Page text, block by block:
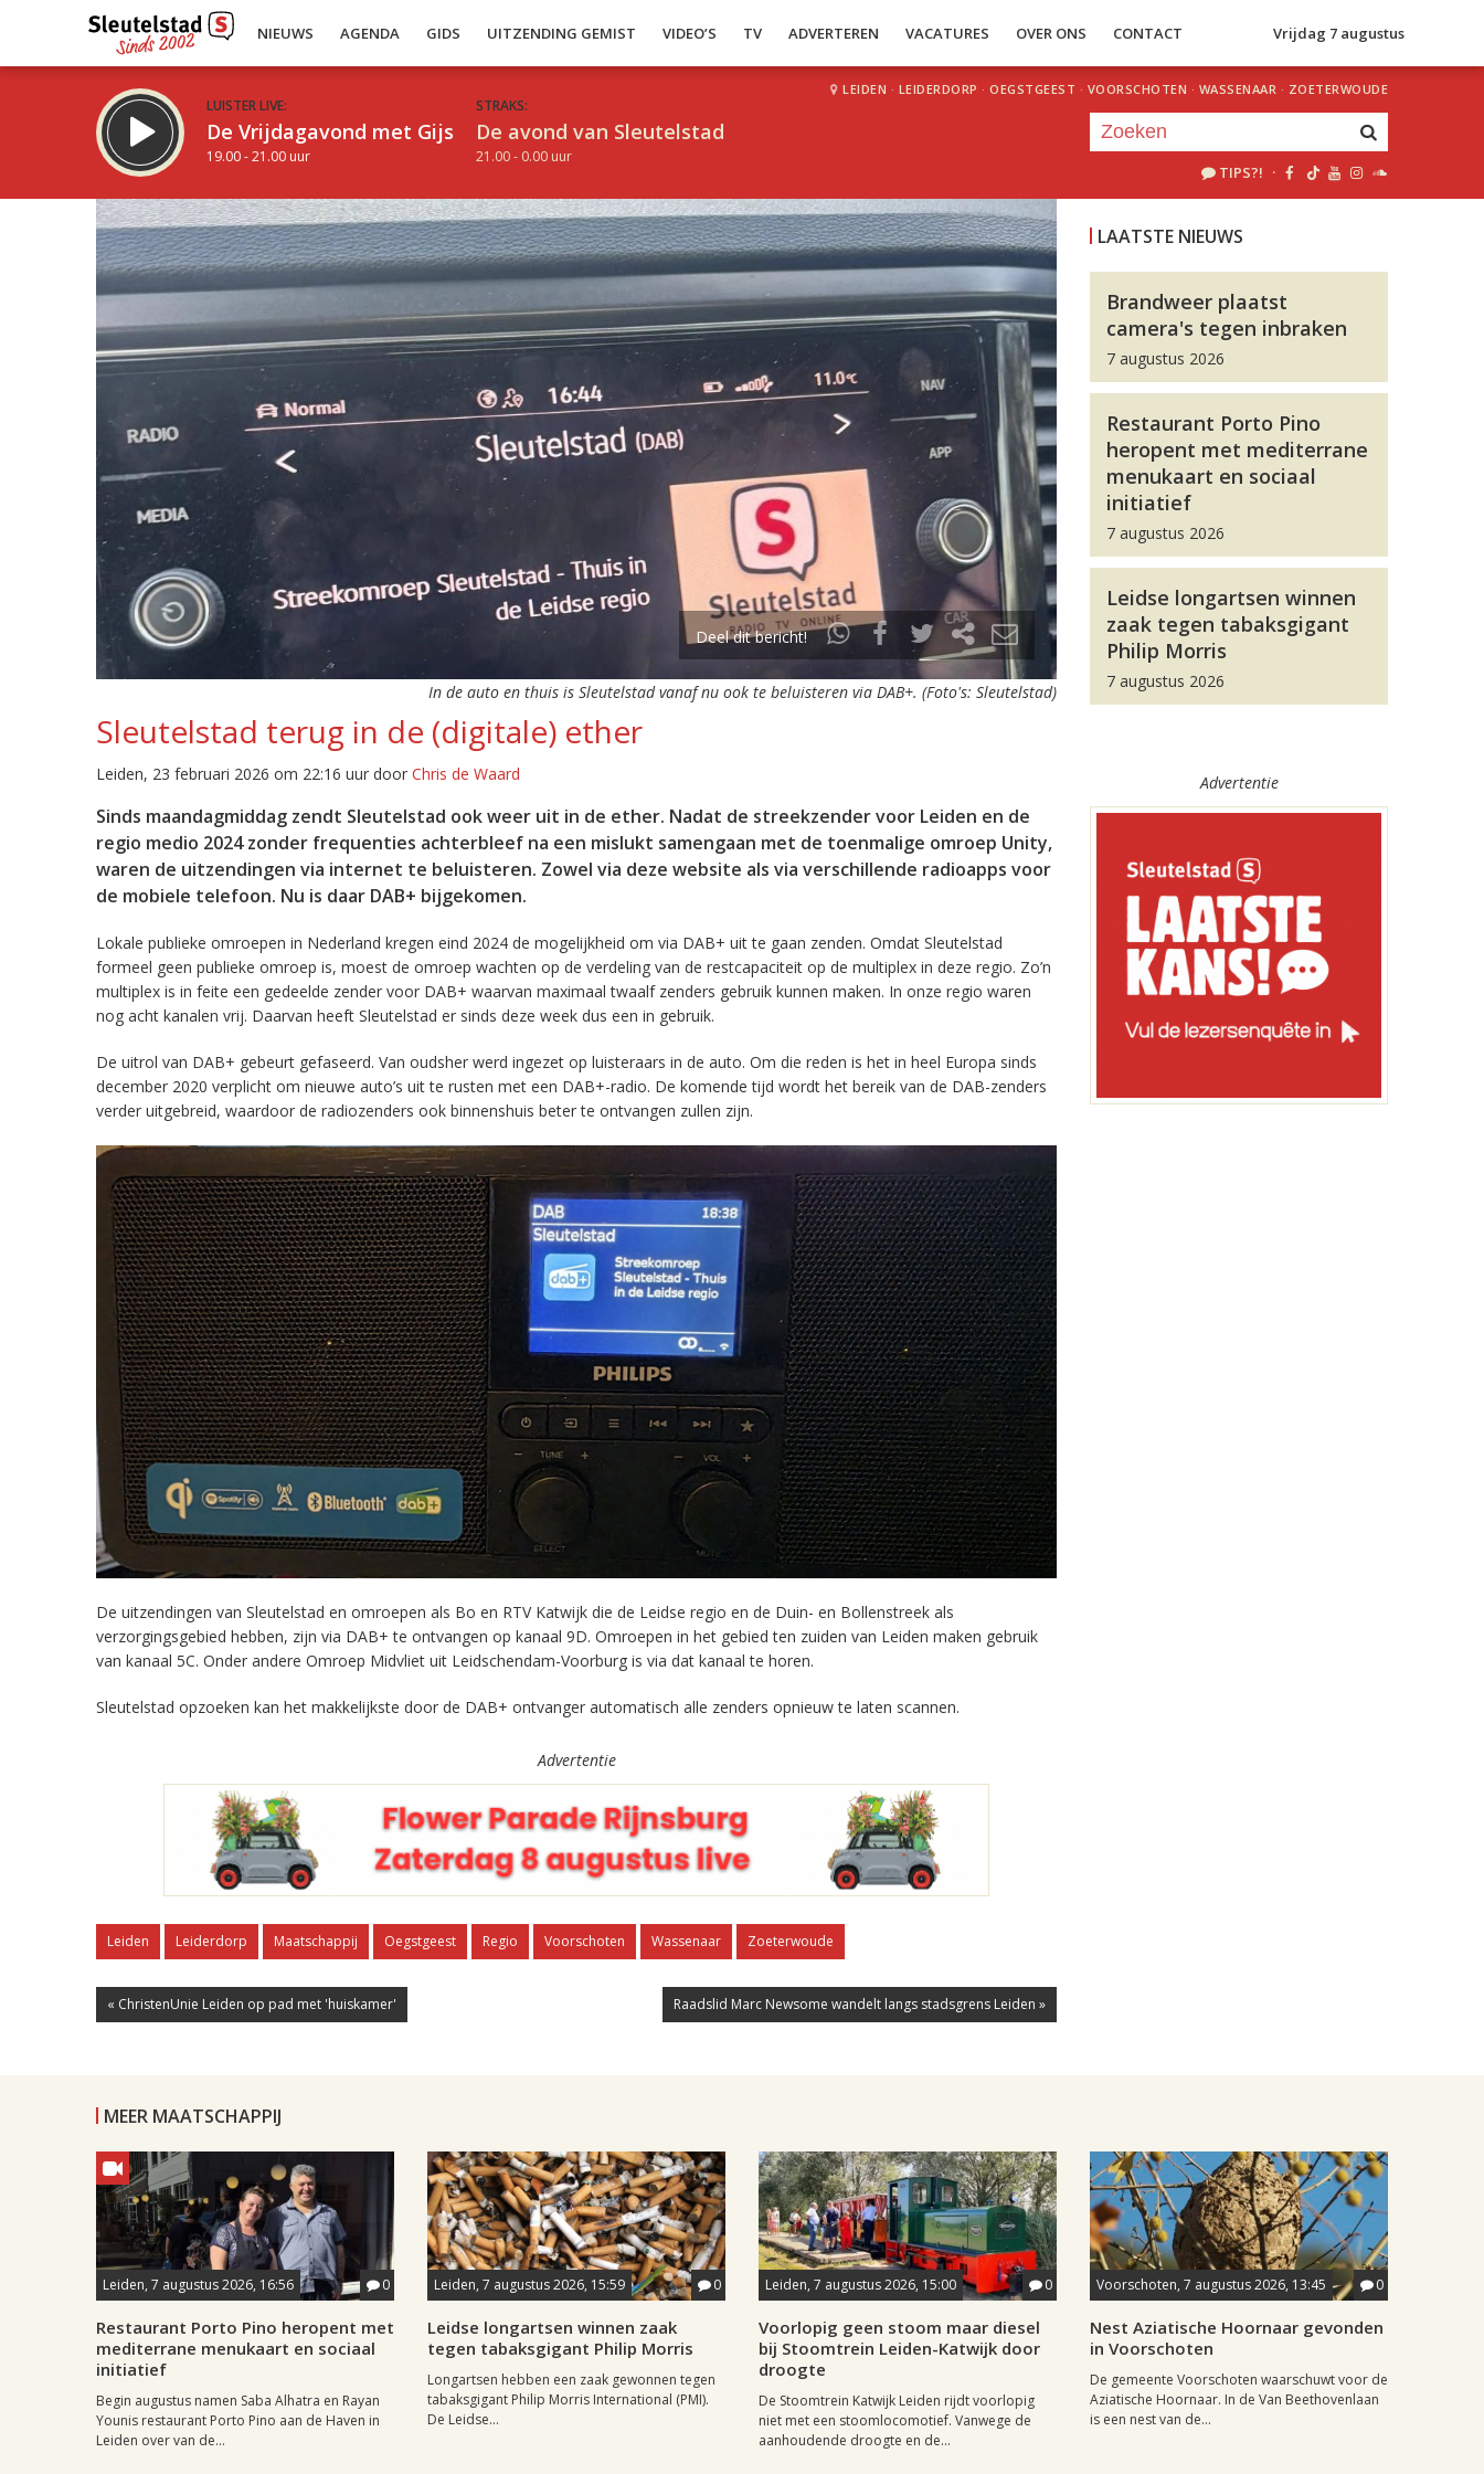
NIEUWS AGENDA GIDS UITZENDING GEMIST VIDEO’S TV ADVERTEREN VACATURES OVER ONS CONTACT Vrijdag 7 augustus
LUISTER LIVE:
De Vrijdagavond met Gijs
19.00 - 21.00 uur
STRAKS:
De avond van Sleutelstad
21.00 - 0.00 uur
LEIDEN · LEIDERDORP · OEGSTGEEST · VOORSCHOTEN · WASSENAAR · ZOETERWOUDE
TIPS?! ·
Deel dit bericht!
In de auto en thuis is Sleutelstad vanaf nu ook te beluisteren via DAB+. (Foto's: Sleutelstad)
Sleutelstad terug in de (digitale) ether
Leiden, 23 februari 2026 om 22:16 uur door Chris de Waard
Sinds maandagmiddag zendt Sleutelstad ook weer uit in de ether. Nadat de streekzender voor Leiden en de
regio medio 2024 zonder frequenties achterbleef na een mislukt samengaan met de toenmalige omroep Unity,
waren de uitzendingen via internet te beluisteren. Zowel via deze website als via verschillende radioapps voor
de mobiele telefoon. Nu is daar DAB+ bijgekomen.
Lokale publieke omroepen in Nederland kregen eind 2024 de mogelijkheid om via DAB+ uit te gaan zenden. Omdat Sleutelstad
formeel geen publieke omroep is, moest de omroep wachten op de verdeling van de restcapaciteit op de multiplex in deze regio. Zo’n
multiplex is in feite een gedeelde zender voor DAB+ waarvan maximaal twaalf zenders gebruik kunnen maken. In onze regio waren
nog acht kanalen vrij. Daarvan heeft Sleutelstad er sinds deze week dus een in gebruik.
De uitrol van DAB+ gebeurt gefaseerd. Van oudsher werd ingezet op luisteraars in de auto. Om die reden is het in heel Europa sinds
december 2020 verplicht om nieuwe auto’s uit te rusten met een DAB+-radio. De komende tijd wordt het bereik van de DAB-zenders
verder uitgebreid, waardoor de radiozenders ook binnenshuis beter te ontvangen zullen zijn.
De uitzendingen van Sleutelstad en omroepen als Bo en RTV Katwijk die de Leidse regio en de Duin- en Bollenstreek als
verzorgingsgebied hebben, zijn via DAB+ te ontvangen op kanaal 9D. Omroepen in het gebied ten zuiden van Leiden maken gebruik
van kanaal 5C. Onder andere Omroep Midvliet uit Leidschendam-Voorburg is via dat kanaal te horen.
Sleutelstad opzoeken kan het makkelijkste door de DAB+ ontvanger automatisch alle zenders opnieuw te laten scannen.
Advertentie
Leiden Leiderdorp Maatschappij Oegstgeest Regio Voorschoten Wassenaar Zoeterwoude
« ChristenUnie Leiden op pad met 'huiskamer' Raadslid Marc Newsome wandelt langs stadsgrens Leiden »
LAATSTE NIEUWS
Brandweer plaatst
camera's tegen inbraken
7 augustus 2026
Restaurant Porto Pino
heropent met mediterrane
menukaart en sociaal
initiatief
7 augustus 2026
Leidse longartsen winnen
zaak tegen tabaksgigant
Philip Morris
7 augustus 2026
Advertentie
MEER MAATSCHAPPIJ
Leiden, 7 augustus 2026, 16:56 0
Restaurant Porto Pino heropent met
mediterrane menukaart en sociaal
initiatief
Begin augustus namen Saba Alhatra en Rayan
Younis restaurant Porto Pino aan de Haven in
Leiden over van de...
Leiden, 7 augustus 2026, 15:59 0
Leidse longartsen winnen zaak
tegen tabaksgigant Philip Morris
Longartsen hebben een zaak gewonnen tegen
tabaksgigant Philip Morris International (PMI).
De Leidse...
Leiden, 7 augustus 2026, 15:00 0
Voorlopig geen stoom maar diesel
bij Stoomtrein Leiden-Katwijk door
droogte
De Stoomtrein Katwijk Leiden rijdt voorlopig
niet met een stoomlocomotief. Vanwege de
aanhoudende droogte en de...
Voorschoten, 7 augustus 2026, 13:45 0
Nest Aziatische Hoornaar gevonden
in Voorschoten
De gemeente Voorschoten waarschuwt voor de
Aziatische Hoornaar. In de Van Beethovenlaan
is een nest van de...